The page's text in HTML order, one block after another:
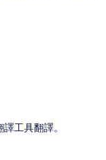
工具翻譯。